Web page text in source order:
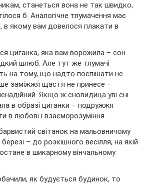
станеться вона не так швидко,
б. Аналогічне тлумачення має
в якому вам довелося плакати в
циганка, яка вам ворожила – сон
шлюб. Але тут же тлумачі
на тому, що надто поспішати не
заміжжя щастя не принесе –
Якщо ж сновидица уві сні
в образі циганки – подружжя
в любові і взаєморозуміння.
світанок на мальовничому
– до розкішного весілля, на якій
в шикарному вінчальному
як будується будинок, то